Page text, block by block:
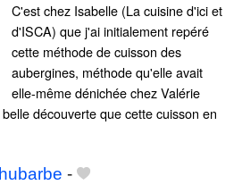
C'est chez Isabelle (La cuisine d'ici et
d'ISCA) que j'ai initialement repéré
cette méthode de cuisson des
aubergines, méthode qu'elle avait
elle-même dénichée chez Valérie
découverte que cette cuisson en
-